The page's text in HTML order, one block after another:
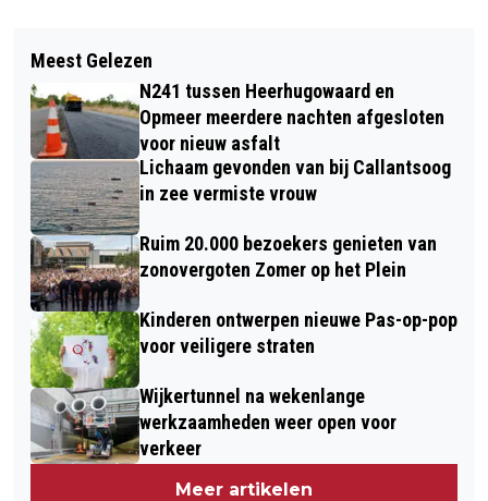
GROTE ZOEKACTIE LANGS OOSTDIJK
IN HEERHUGOWAARD
PROTESTMARS TEGEN SEKSUEEL
GEWELD IN ALKMAAR
Meest Gelezen
N241 tussen Heerhugowaard en
Opmeer meerdere nachten afgesloten
voor nieuw asfalt
Lichaam gevonden van bij Callantsoog
in zee vermiste vrouw
Ruim 20.000 bezoekers genieten van
zonovergoten Zomer op het Plein
Kinderen ontwerpen nieuwe Pas-op-pop
voor veiligere straten
Wijkertunnel na wekenlange
werkzaamheden weer open voor
verkeer
Meer artikelen